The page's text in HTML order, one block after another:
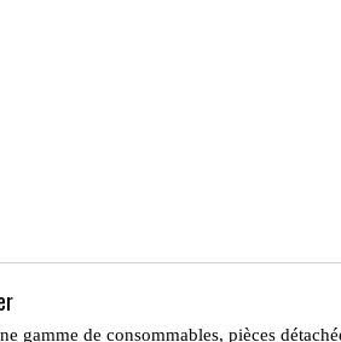
gamme de consommables, pièces